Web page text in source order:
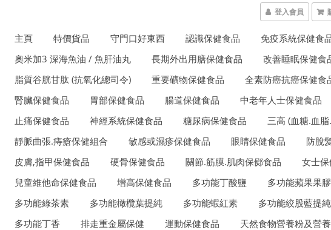
登入會員
主頁 特價貨品 守門口好東西 認識保健食品 免疫系統保健食
奧米加3 深海魚油 / 魚肝油丸
長期外出用膳保健食品
改善睡眠保健食
脂質谷胱甘肽 (抗氧化總司令)
重要礦物保健食品 全素防癌抗癌保健食
腎臟保健食品
胃部保健食品 腸道保健食品 中老年人士保健食品
止痛保健食品
神經系統保健食品 糖尿病保健食品
三高 (血糖.血
靜脈曲張.痔瘡保健組合
敏感或濕疹保健食品 眼睛保健食品
防脫
皮膚,指甲保健食品
硬骨保健食品 關節.筋膜.肌肉保鄇食品 女士
兒童維他命保健食品
增高保健食品 多功能丁酸鹽 多功能蘋果果膠
多功能綠茶素
多功能橄欖葉提純 多功能蝦紅素 多功能絞股藍提純
多功能丁香
排走重金屬保健 運動保健食品 天然食物營養粉及營